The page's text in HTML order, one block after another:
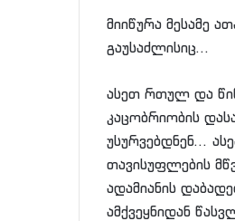
მიიწურა მესამე
გაუსაძლისიც…
ასეთ რთულ და
კაცობრიობის
უსურვებდნენ…
თავისუფლების
ადამიანის
ამქვეყნიდან